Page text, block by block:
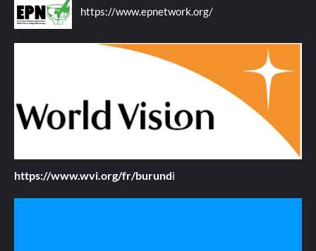
https://www.epnetwork.org/
https://www.wvi.org/fr/burundi